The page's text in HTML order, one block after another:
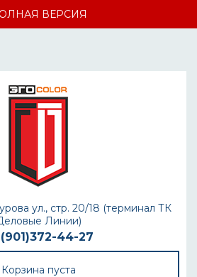
ВЕРСИЯ
ул., стр. 20/18 (терминал ТК
Линии)
44-27
Корзина пуста